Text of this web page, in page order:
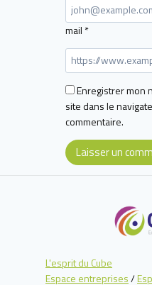
mail *
Enregistrer mon
site dans le
commentaire.
L'esprit du Cube
Espace entreprises/